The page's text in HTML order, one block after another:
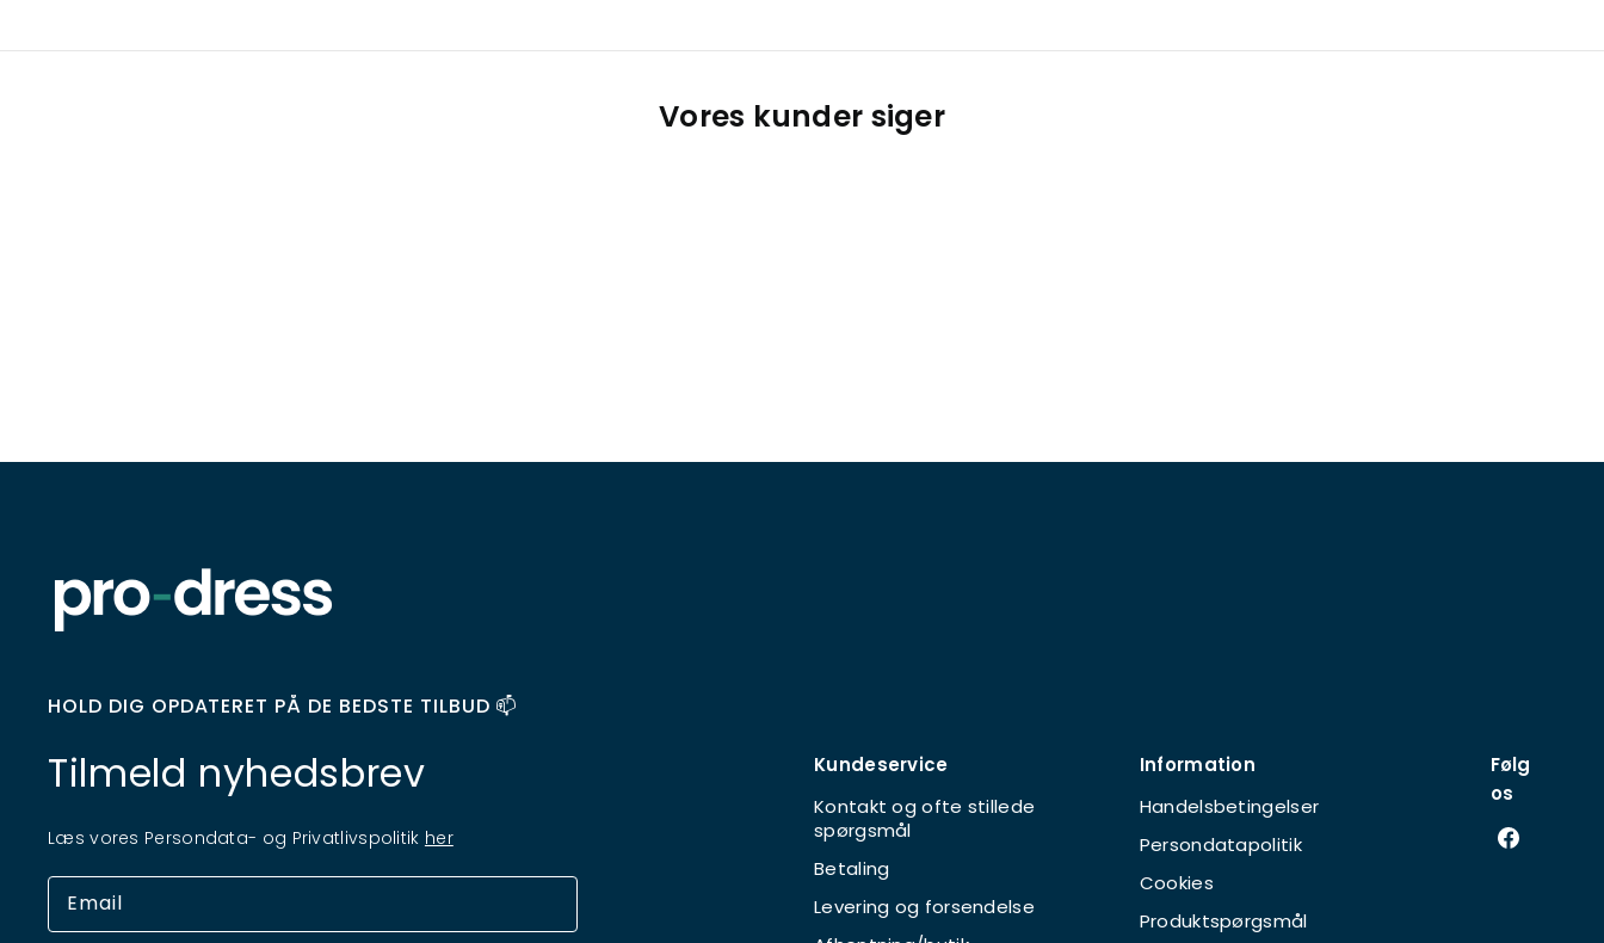
Vores kunder siger
HOLD DIG OPDATERET PÅ DE BEDSTE TILBUD 📫
Tilmeld nyhedsbrev
Læs vores Persondata- og Privatlivspolitik her
Kundeservice
Kontakt og ofte stillede
spørgsmål
Betaling
Levering og forsendelse
Information
Handelsbetingelser
Persondatapolitik
Cookies
Produktspørgsmål
Følg
os